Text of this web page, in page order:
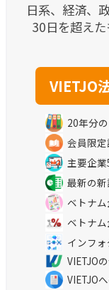
日系、経済、
30日を超え
20年分
会員限
主要企
最新の
ベトナ
ベトナ
インフ
VIETJO
VIETJO